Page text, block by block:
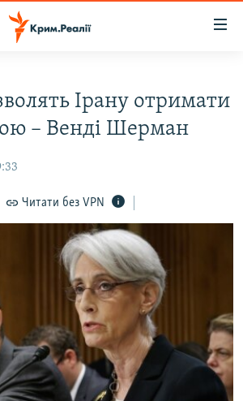
Ірану отримати
– Венді Шерман
Читати без VPN